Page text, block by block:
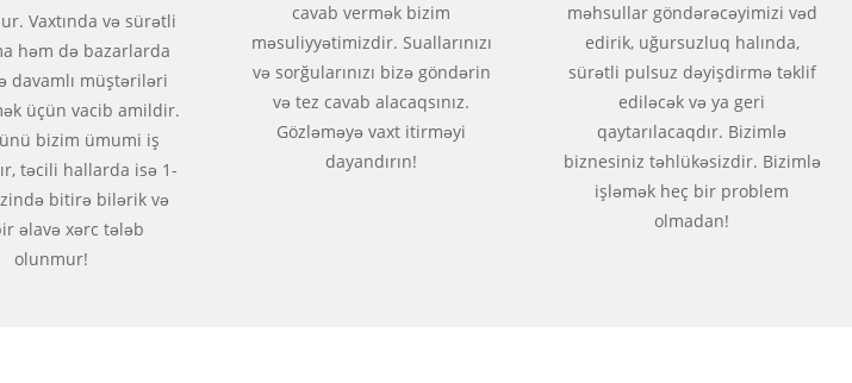
Vaxtında və sürətli
həm də bazarlarda
davamlı müştəriləri
üçün vacib amildir.
bizim ümumi iş
təcili hallarda isə 1-
bitirə bilərik və
əlavə xərc tələb
olunmur!
cavab vermək bizim
məsuliyyətimizdir. Suallarınızı
və sorğularınızı bizə göndərin
və tez cavab alacaqsınız.
Gözləməyə vaxt itirməyi
dayandırın!
məhsullar göndərəcəyimizi vəd
edirik, uğursuzluq halında,
sürətli pulsuz dəyişdirmə təklif
ediləcək və ya geri
qaytarılacaqdır. Bizimlə
biznesiniz təhlükəsizdir. Bizimlə
işləmək heç bir problem
olmadan!